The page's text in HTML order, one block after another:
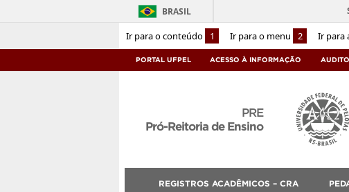
Ir para o conteúdo 1 Ir para o menu 2 Ir para
BRASIL
PORTAL UFPEL ACESSO À INFORMAÇÃO
PRE
Pró-Reitoria de Ensino
REGISTROS ACADÊMICOS – CRA